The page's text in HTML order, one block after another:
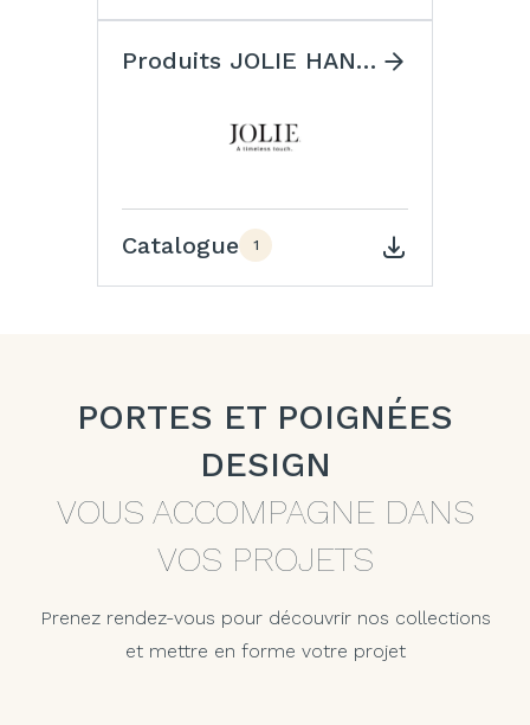
Produits JOLIE HANDLES
Catalogue 1
PORTES ET POIGNÉES
DESIGN
VOUS ACCOMPAGNE DANS
VOS PROJETS
Prenez rendez-vous pour découvrir nos collections
et mettre en forme votre projet